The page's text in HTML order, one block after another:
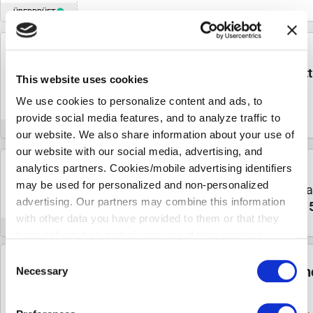
This website uses cookies
We use cookies to personalize content and ads, to
provide social media features, and to analyze traffic to
our website. We also share information about your use of
our website with our social media, advertising, and
analytics partners. Cookies/mobile advertising identifiers
may be used for personalized and non-personalized
advertising. Our partners may combine this information
with other data you have provided to them or that they
types of cookies are permitted when using our website.
Please note that, depending on your settings, some of the
Selection
Necessary
ÜBERPRÜFT
300€
ÜBERPRÜFT
Dyson Gutschein für bis zu 300€ Rabatt
GUTSCHEIN
13 MAL VERWENDET
150€
RABATT
Hol dir noch schnell den ultimativen
spare mit dem Dyson Gutscheincode
GUTSCHEIN
Melde dich an und erhalte die besten